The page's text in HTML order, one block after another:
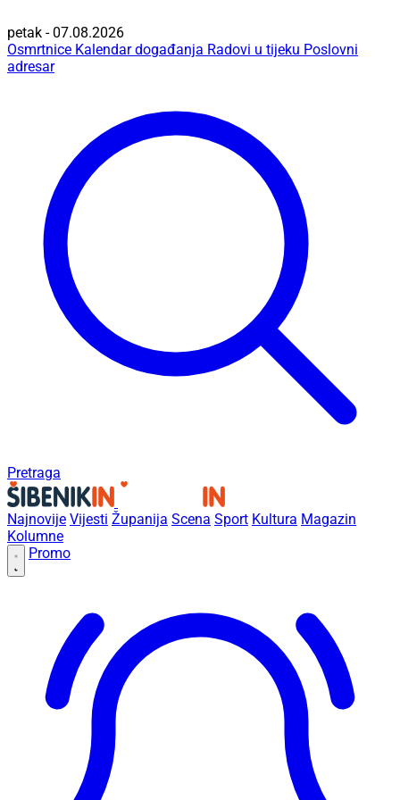
petak - 07.08.2026
Osmrtnice Kalendar događanja Radovi u tijeku Poslovni
adresar
Pretraga
Najnovije Vijesti Županija Scena Sport Kultura Magazin
Kolumne
Promo